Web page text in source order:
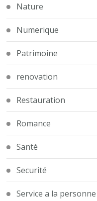
Nature
Numerique
Patrimoine
renovation
Restauration
Romance
Santé
Securité
Service a la personne